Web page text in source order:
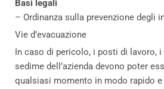
Basi legali
– Ordinanza sulla prevenzione degli
Vie d’evacuazione
In caso di pericolo, i posti di lavoro,
sedime dell’azienda devono poter
qualsiasi momento in modo rapido